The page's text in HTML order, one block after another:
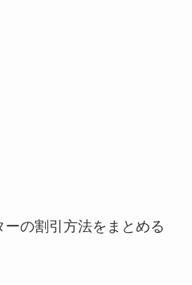
の割引方法をまとめる